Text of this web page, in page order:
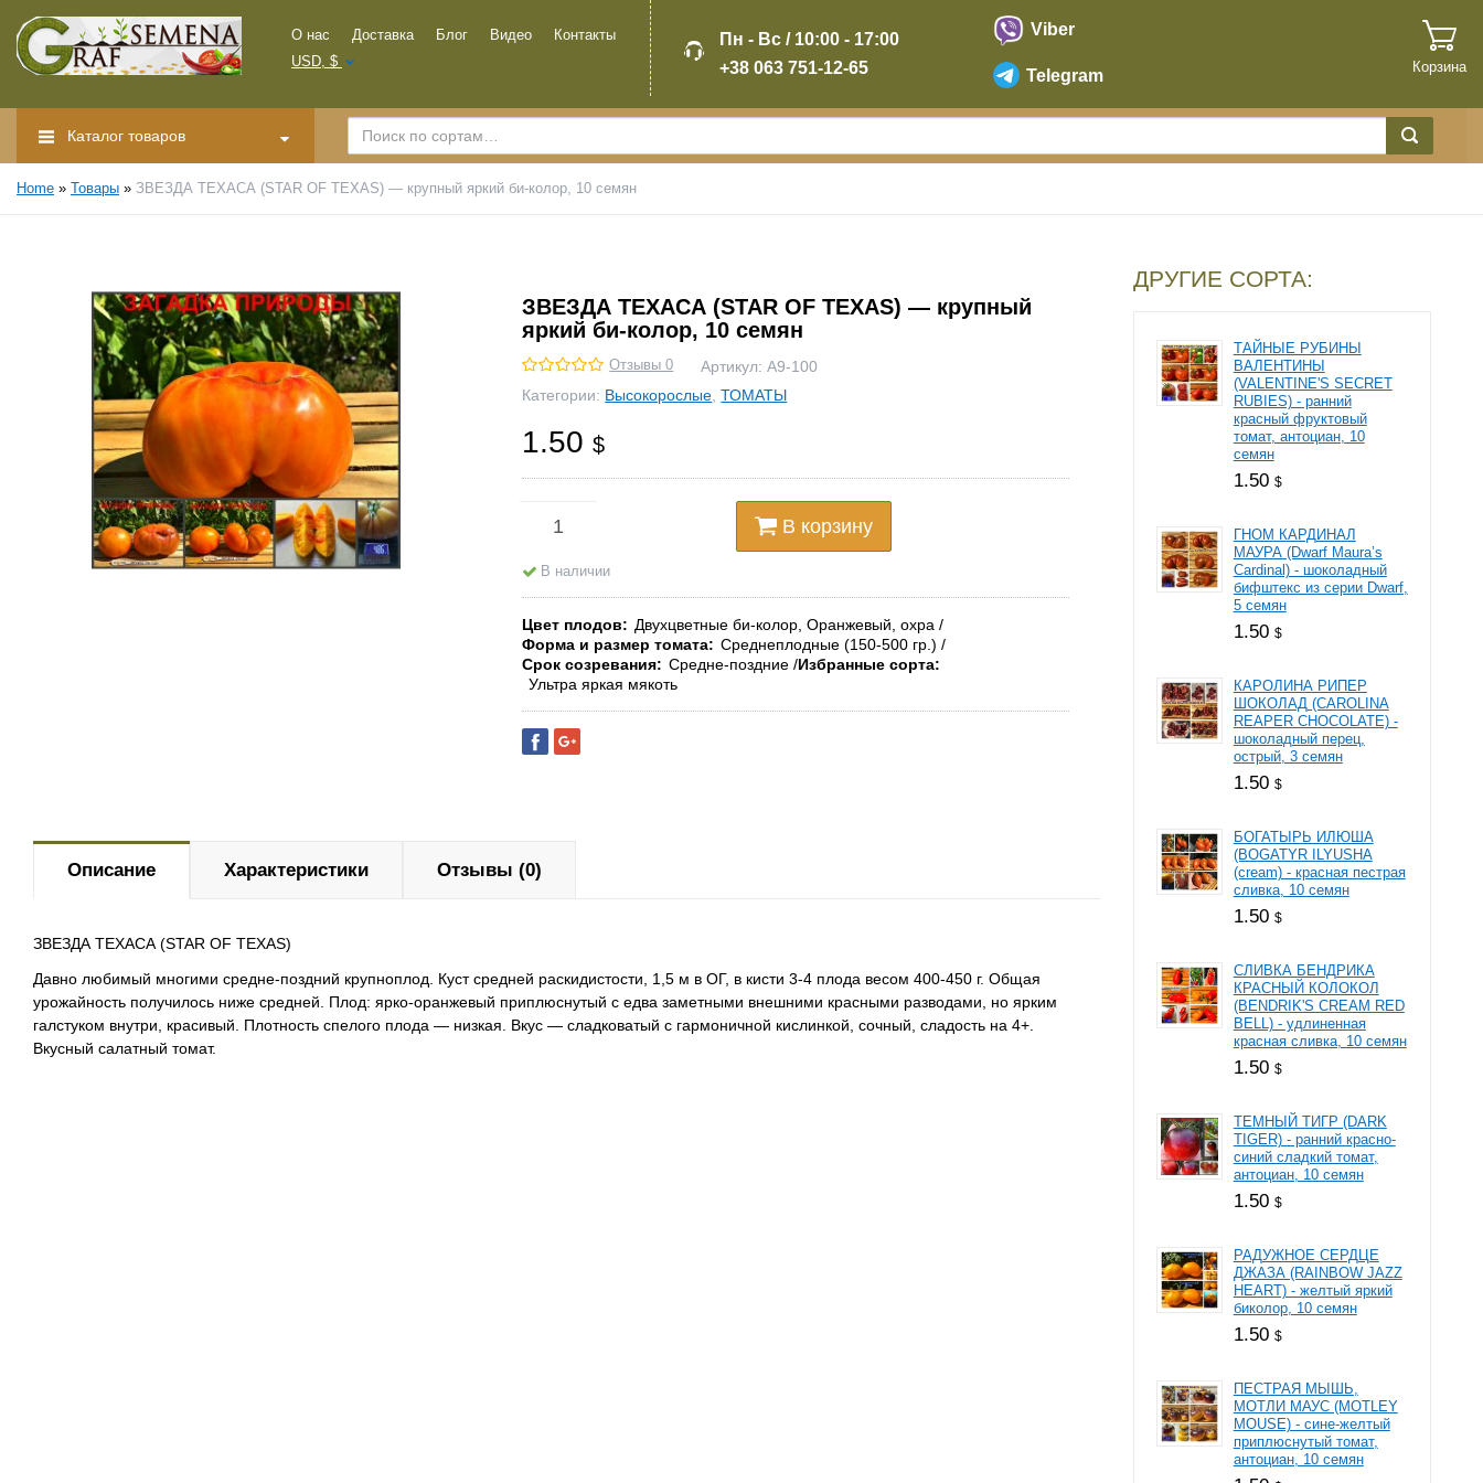
О нас Доставка Блог Видео
Контакты
USD, $
Пн - Вс / 10:00 - 17:00
+38 063 751-12-65
Viber
Telegram Корзина
Каталог товаров
Home » Товары » ЗВЕЗДА ТЕХАСА (STAR OF TEXAS) — крупный яркий би-колор, 10 семян
ЗВЕЗДА ТЕХАСА (STAR OF TEXAS) — крупный
яркий би-колор, 10 семян
Отзывы 0 Артикул:А9-100
Категории: Высокорослые ,ТОМАТЫ
1.50$
В корзину
В наличии
Цвет плодов
Двухцветные би-колор, Оранжевый, охра
Форма и размер томата
Среднеплодные (150-500 гр.)
Срок созревания
Средне-поздние Избранные сорта
Ультра яркая мякоть
Описание
ЗВЕЗДА ТЕХАСА (STAR OF TEXAS)
Давно любимый многими средне-поздний крупноплод. Куст средней раскидистости, 1,5 м в ОГ, в кисти 3-4 плода весом 400-450 г. Общая
урожайность получилось ниже средней. Плод: ярко-оранжевый приплюснутый с едва заметными внешними красными разводами, но ярким
галстуком внутри, красивый. Плотность спелого плода — низкая. Вкус — сладковатый с гармоничной кислинкой, сочный, сладость на 4+.
Вкусный салатный томат.
Характеристики Отзывы (0)
ДРУГИЕ СОРТА:
ТАЙНЫЕ РУБИНЫ
ВАЛЕНТИНЫ
(VALENTINE'S SECRET
RUBIES) - ранний
красный фруктовый
томат, антоциан, 10
семян
1.50 $
ГНОМ КАРДИНАЛ
МАУРА (Dwarf Maura’s
Cardinal) - шоколадный
бифштекс из серии Dwarf,
5 семян
1.50 $
КАРОЛИНА РИПЕР
ШОКОЛАД (CAROLINA
REAPER CHOCOLATE) -
шоколадный перец,
острый, 3 семян
1.50 $
БОГАТЫРЬ ИЛЮША
(BOGATYR ILYUSHA
(cream) - красная пестрая
сливка, 10 семян
1.50 $
СЛИВКА БЕНДРИКА
КРАСНЫЙ КОЛОКОЛ
(BENDRIK'S CREAM RED
BELL) - удлиненная
красная сливка, 10 семян
1.50 $
ТЕМНЫЙ ТИГР (DARK
TIGER) - ранний красно-
синий сладкий томат,
антоциан, 10 семян
1.50 $
РАДУЖНОЕ СЕРДЦЕ
ДЖАЗА (RAINBOW JAZZ
HEART) - желтый яркий
биколор, 10 семян
1.50 $
ПЕСТРАЯ МЫШЬ,
МОТЛИ МАУС (MOTLEY
MOUSE) - сине-желтый
приплюснутый томат,
антоциан, 10 семян